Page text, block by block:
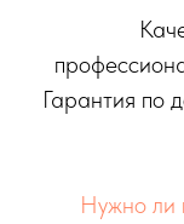
Гарантия по
Нужно ли